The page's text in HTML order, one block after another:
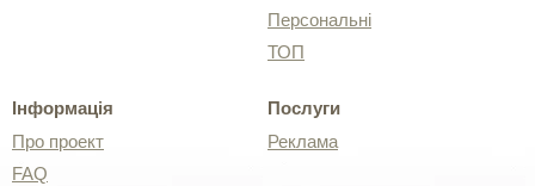
Персональні
ТОП
Інформація
Про проект
FAQ
Послуги
Реклама